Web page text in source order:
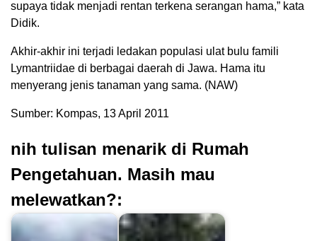
supaya tidak menjadi rentan terkena serangan hama,” kata
Didik.
Akhir-akhir ini terjadi ledakan populasi ulat bulu famili
Lymantriidae di berbagai daerah di Jawa. Hama itu
menyerang jenis tanaman yang sama. (NAW)
Sumber: Kompas, 13 April 2011
nih tulisan menarik di Rumah
Pengetahuan. Masih mau
melewatkan?: